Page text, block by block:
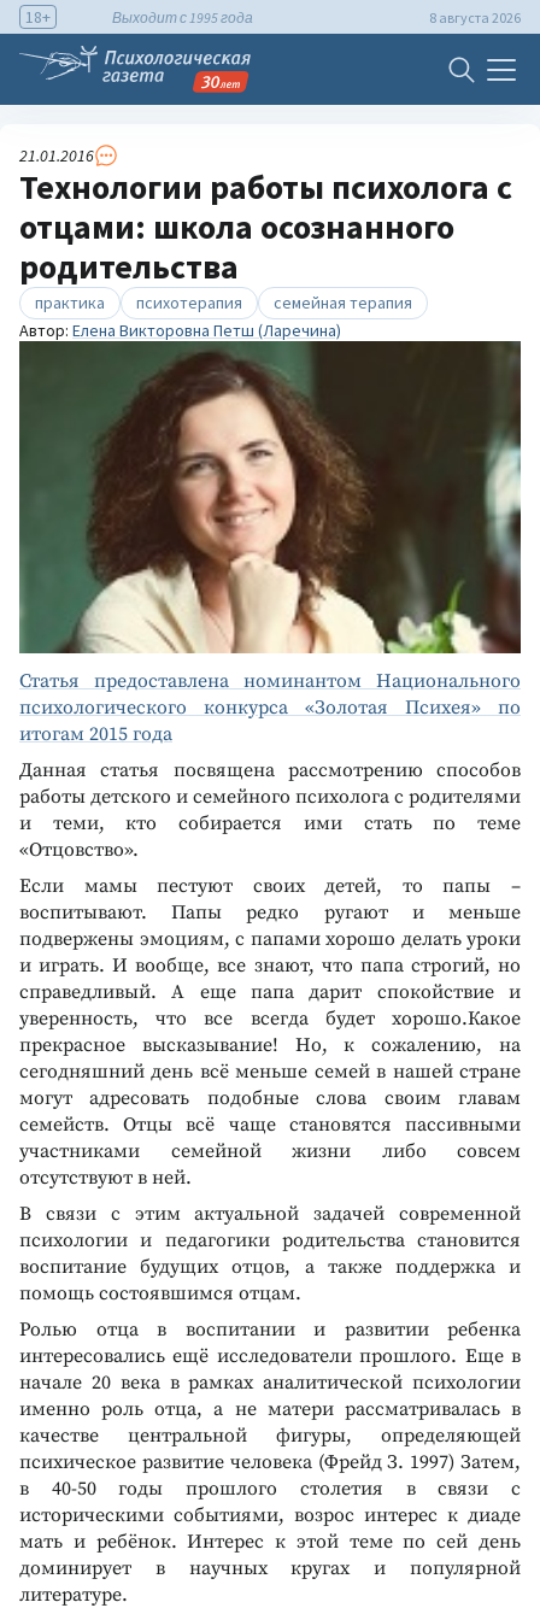
18+ Выходит с 1995 года 8 августа 2026
21.01.2016
Технологии работы психолога с
отцами: школа осознанного
родительства
практика психотерапия
семейная терапия
Автор: Елена Викторовна Петш (Ларечина)
Статья предоставлена номинантом Национального
психологического конкурса «Золотая Психея» по
итогам 2015 года
Данная статья посвящена рассмотрению способов
работы детского и семейного психолога с родителями
и теми, кто собирается ими стать по теме
«Отцовство».
Если мамы пестуют своих детей, то папы –
воспитывают. Папы редко ругают и меньше
подвержены эмоциям, с папами хорошо делать уроки
и играть. И вообще, все знают, что папа строгий, но
справедливый. А еще папа дарит спокойствие и
уверенность, что все всегда будет хорошо.Какое
прекрасное высказывание! Но, к сожалению, на
сегодняшний день всё меньше семей в нашей стране
могут адресовать подобные слова своим главам
семейств. Отцы всё чаще становятся пассивными
участниками семейной жизни либо совсем
отсутствуют в ней.
В связи с этим актуальной задачей современной
психологии и педагогики родительства становится
воспитание будущих отцов, а также поддержка и
помощь состоявшимся отцам.
Ролью отца в воспитании и развитии ребенка
интересовались ещё исследователи прошлого. Еще в
начале 20 века в рамках аналитической психологии
именно роль отца, а не матери рассматривалась в
качестве центральной фигуры, определяющей
психическое развитие человека (Фрейд З. 1997) Затем,
в 40-50 годы прошлого столетия в связи с
историческими событиями, возрос интерес к диаде
мать и ребёнок. Интерес к этой теме по сей день
доминирует в научных кругах и популярной
литературе.